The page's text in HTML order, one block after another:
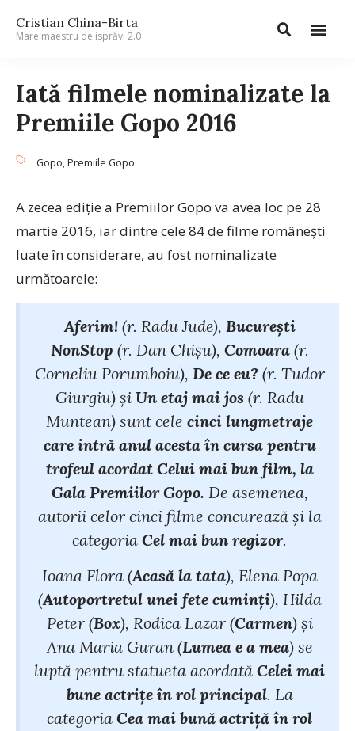
Cristian China-Birta
Mare maestru de isprăvi 2.0
Iată filmele nominalizate la
Premiile Gopo 2016
Gopo,Premiile Gopo
A zecea ediție a Premiilor Gopo va avea loc pe 28
martie 2016, iar dintre cele 84 de filme românești
luate în considerare, au fost nominalizate
următoarele:
Aferim!(r. Radu Jude), București
NonStop (r. Dan Chișu), Comoara(r.
Corneliu Porumboiu), De ce eu?(r. Tudor
Giurgiu) și Un etaj mai jos (r. Radu
Muntean) sunt cele cinci lungmetraje
care intră anul acesta în cursa pentru
trofeul acordat Celui mai bun film, la
Gala Premiilor Gopo. De asemenea,
autorii celor cinci filme concurează și la
categoria Cel mai bun regizor.
Ioana Flora (Acasă la tata), Elena Popa
(Autoportretul unei fete cuminți), Hilda
Peter (Box), Rodica Lazar (Carmen) și
Ana Maria Guran (Lumea e a mea) se
luptă pentru statueta acordată Celei mai
bune actrițe în rol principal. La
categoria Cea mai bună actriță în rol